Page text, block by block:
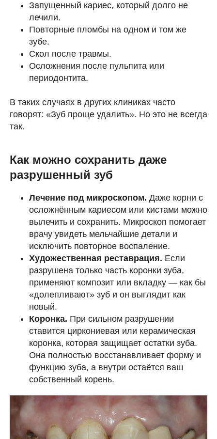
Запущенный кариес, который долго не
лечили.
Повторные пломбы на одном и том же
зубе.
Скол после травмы.
Осложнения после пульпита или
периодонтита.
В таких случаях в других клиниках часто
говорят: «Зуб проще удалить». Но это не всегда
так.
Как можно сохранить даже
разрушенный зуб
Лечение под микроскопом. Даже корни с
осложнённым кариесом или кистами можно
вылечить и сохранить. Микроскоп помогает
врачу увидеть мельчайшие детали и
исключить повторное воспаление.
Художественная реставрация. Если
разрушена только часть коронки зуба,
применяют композит или вкладку — как бы
«долепливают» зуб и он выглядит как
новый.
Коронка. При сильном разрушении
ставится циркониевая или керамическая
коронка, которая защищает остатки зуба.
Она полностью восстанавливает форму и
функцию зуба, а внутри остаётся ваш
собственный корень.